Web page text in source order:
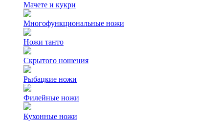
Мачете и кукри
Многофункциональные ножи
Ножи танто
Скрытого ношения
Рыбацкие ножи
Филейные ножи
Кухонные ножи